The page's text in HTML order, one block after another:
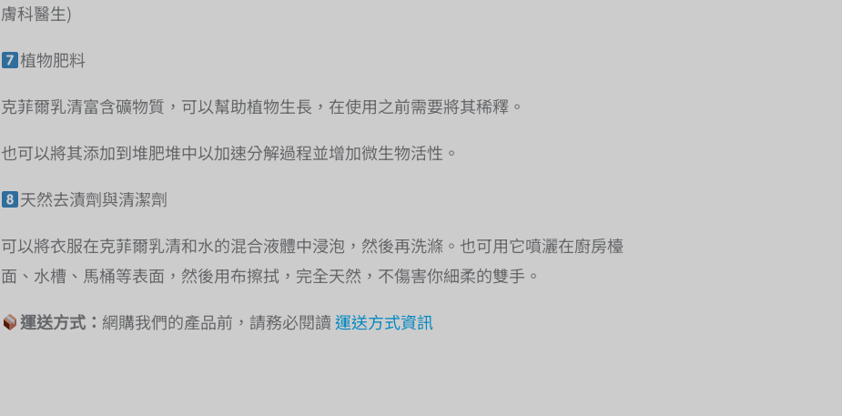
膚科醫生)
植物肥料
克菲爾乳清富含礦物質，可以幫助植物生長，在使用之前需要將其稀釋。
也可以將其添加到堆肥堆中以加速分解過程並增加微生物活性。
天然去漬劑與清潔劑
可以將衣服在克菲爾乳清和水的混合液體中浸泡，然後再洗滌。也可用它噴灑在廚房檯
面、水槽、馬桶等表面，然後用布擦拭，完全天然，不傷害你細柔的雙手。
運送方式： 網購我們的產品前，請務必閱讀運送方式資訊